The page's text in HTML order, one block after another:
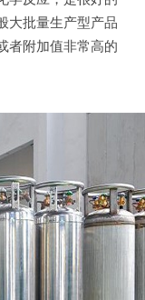
大批量生产型产品
者附加值非常高的